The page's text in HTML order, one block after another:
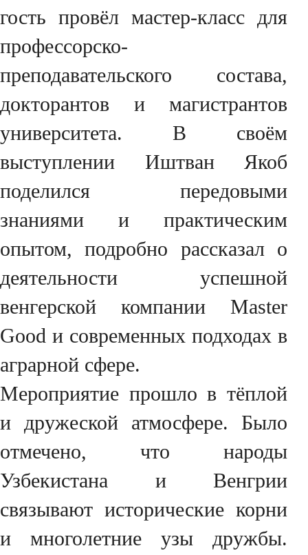
гость провёл мастер-класс для
профессорско-
преподавательского состава,
докторантов и магистрантов
университета. В своём
выступлении Иштван Якоб
поделился передовыми
знаниями и практическим
опытом, подробно рассказал о
деятельности успешной
венгерской компании Master
Good и современных подходах в
аграрной сфере.
Мероприятие прошло в тёплой
и дружеской атмосфере. Было
отмечено, что народы
Узбекистана и Венгрии
связывают исторические корни
и многолетние узы дружбы.